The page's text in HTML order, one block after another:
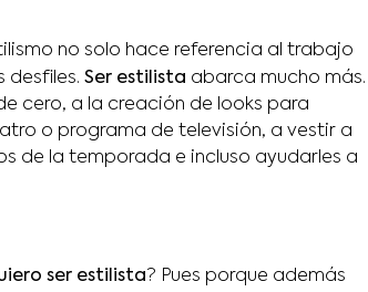
no solo hace referencia al trabajo
desfiles. Ser estilista abarca mucho más.
cero, a la creación de looks para
o programa de televisión, a vestir a
de la temporada e incluso ayudarles a
ser estilista ? Pues porque además